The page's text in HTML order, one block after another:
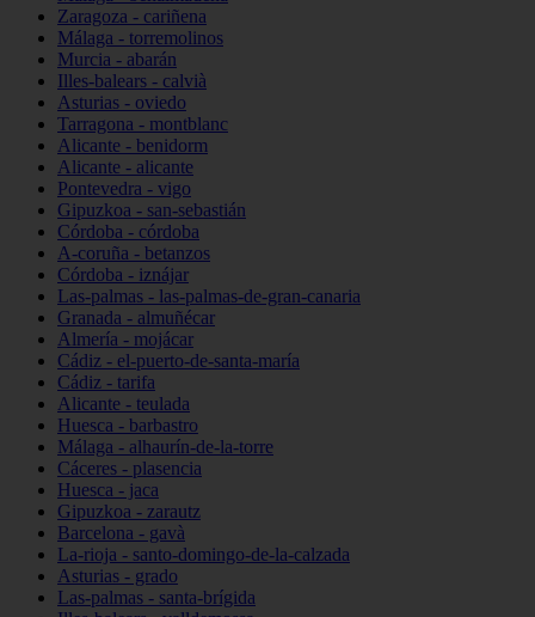
Zaragoza - cariñena
Málaga - torremolinos
Murcia - abarán
Illes-balears - calvià
Asturias - oviedo
Tarragona - montblanc
Alicante - benidorm
Alicante - alicante
Pontevedra - vigo
Gipuzkoa - san-sebastián
Córdoba - córdoba
A-coruña - betanzos
Córdoba - iznájar
Las-palmas - las-palmas-de-gran-canaria
Granada - almuñécar
Almería - mojácar
Cádiz - el-puerto-de-santa-maría
Cádiz - tarifa
Alicante - teulada
Huesca - barbastro
Málaga - alhaurín-de-la-torre
Cáceres - plasencia
Huesca - jaca
Gipuzkoa - zarautz
Barcelona - gavà
La-rioja - santo-domingo-de-la-calzada
Asturias - grado
Las-palmas - santa-brígida